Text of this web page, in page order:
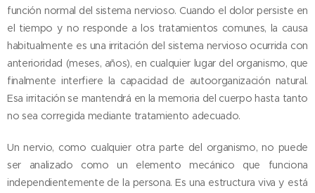
función normal del sistema nervioso. Cuando el dolor persiste en
el tiempo y no responde a los tratamientos comunes, la causa
habitualmente es una irritación del sistema nervioso ocurrida con
anterioridad (meses, años), en cualquier lugar del organismo, que
finalmente interfiere la capacidad de autoorganización natural.
Esa irritación se mantendrá en la memoria del cuerpo hasta tanto
no sea corregida mediante tratamiento adecuado.
Un nervio, como cualquier otra parte del organismo, no puede
ser analizado como un elemento mecánico que funciona
independientemente de la persona. Es una estructura viva y está